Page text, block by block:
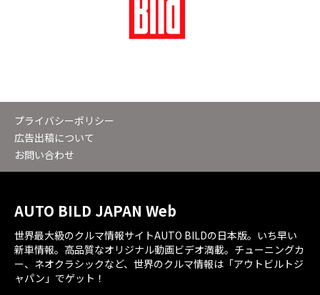
プライバシーポリシー
広告出稿について
お問い合わせ
AUTO BILD JAPAN Web
世界最大級のクルマ情報サイトAUTO BILDの日本版。いち早い
新車情報。高品質なオリジナル動画ビデオ満載。チューニングカ
ー、ネオクラシックなど、世界のクルマ情報は「アウトビルトジ
ャパン」でゲット！